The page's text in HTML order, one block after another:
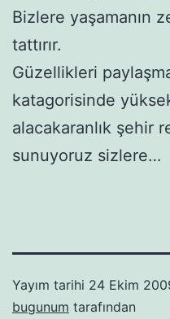
Bizlere yaşamanın
tattırır.
Güzellikleri
katagorisinde
alacakaranlık şehir
sunuyoruz sizlere…
Yayım tarihi 24 Ekim
bugunum tarafından